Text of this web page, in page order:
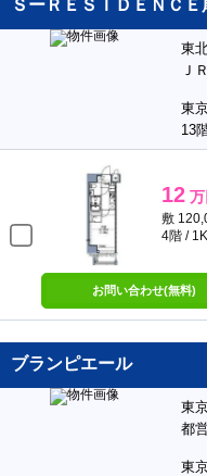
ＳーＲＥＳＩＤＥＮＣＥ
東
Ｊ
東
13
12 万
敷
4階 /
お問い合わせ(無料)
ブランピエール
東
都
東